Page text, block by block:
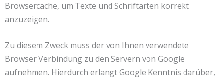
Browsercache, um Texte und Schriftarten korrekt
anzuzeigen.
Zu diesem Zweck muss der von Ihnen verwendete
Browser Verbindung zu den Servern von Google
aufnehmen. Hierdurch erlangt Google Kenntnis darüber,